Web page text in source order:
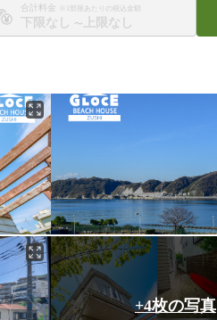
合計料金 ※1部屋あたりの税込金額
〜
+4枚の写真